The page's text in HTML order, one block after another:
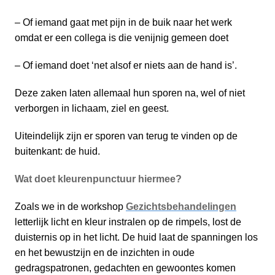
– Of iemand gaat met pijn in de buik naar het werk
omdat er een collega is die venijnig gemeen doet
– Of iemand doet ‘net alsof er niets aan de hand is’.
Deze zaken laten allemaal hun sporen na, wel of niet
verborgen in lichaam, ziel en geest.
Uiteindelijk zijn er sporen van terug te vinden op de
buitenkant: de huid.
Wat doet kleurenpunctuur hiermee?
Zoals we in de workshop Gezichtsbehandelingen
letterlijk licht en kleur instralen op de rimpels, lost de
duisternis op in het licht. De huid laat de spanningen los
en het bewustzijn en de inzichten in oude
gedragspatronen, gedachten en gewoontes komen